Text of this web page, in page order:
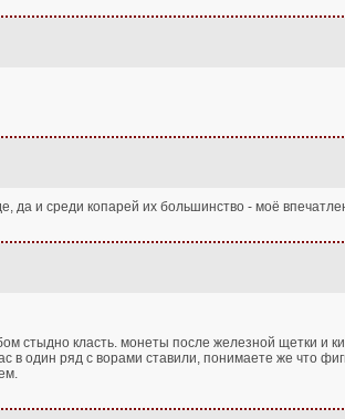
да и среди копарей их большинство - моё
стыдно класть. монеты после железной щетки и
в один ряд с ворами ставили, понимаете же что